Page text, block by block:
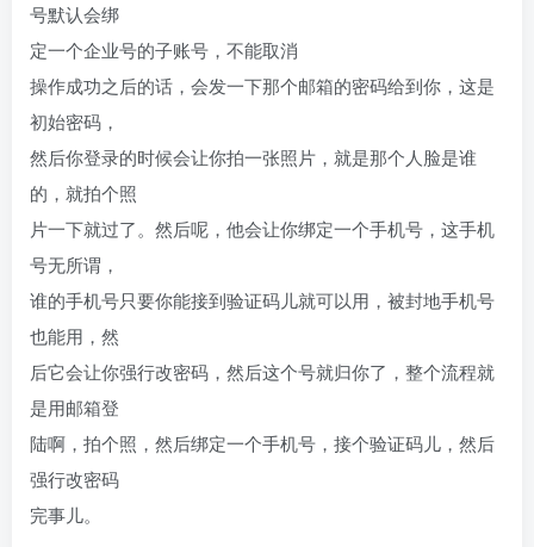
号默认会绑
定一个企业号的子账号，不能取消
操作成功之后的话，会发一下那个邮箱的密码给到你 ，这是
初始密码，
然后你登录的时候会让你拍一张照片，就是那个人脸是谁
的，就拍个照
片一下就过了。然后呢，他会让你绑定一个手机号，这手机
号无所谓，
谁的手机号只要你能接到验证码儿就可以用，被封地手机号
也能用，然
后它会让你强行改密码，然后这个号就归你了，整个流程就
是用邮箱登
陆啊，拍个照，然后绑定一个手机号，接个验证码儿，然后
强行改密码
完事儿。